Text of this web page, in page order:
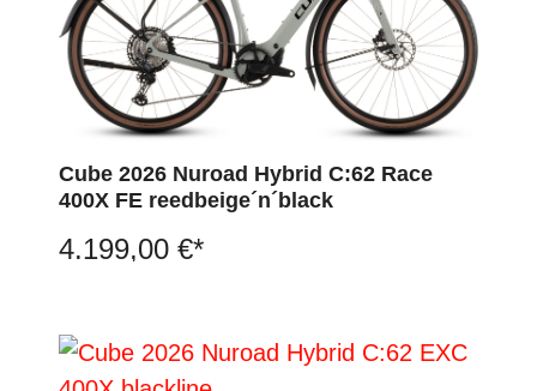
Cube 2026 Nuroad Hybrid C:62 Race
400X FE reedbeige´n´black
4.199,00 €*